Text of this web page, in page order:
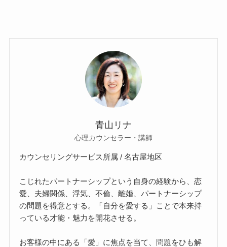
青山リナ
心理カウンセラー・講師
カウンセリングサービス所属 / 名古屋地区
こじれたパートナーシップという自身の経験から、恋
愛、夫婦関係、浮気、不倫、離婚、パートナーシップ
の問題を得意とする。「自分を愛する」ことで本来持
っている才能・魅力を開花させる。
お客様の中にある「愛」に焦点を当て、問題をひも解